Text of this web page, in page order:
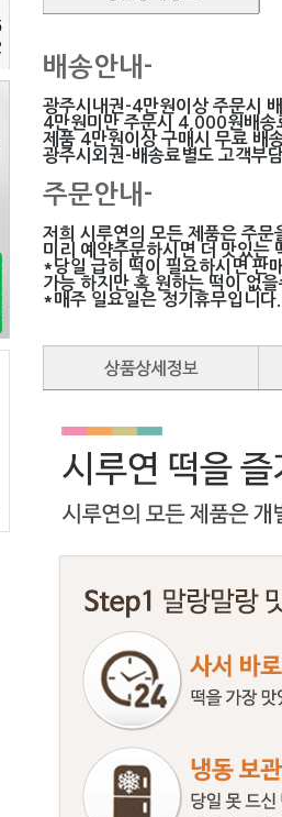
배송안내-
광주시내권-4만원이상 주문시
4만원미만 주문시 4,000원배송
제품 4만원이상 구매시 무료 배
광주시외권-배송료별도 고객부
주문안내-
저희 시루연의 모든 제품은 주
미리 예약주문하시면 더 맛있는
*당일 급히 떡이 필요하시면 판
가능 하지만 혹 원하는 떡이 없
*매주 일요일은 정기휴무입니다.